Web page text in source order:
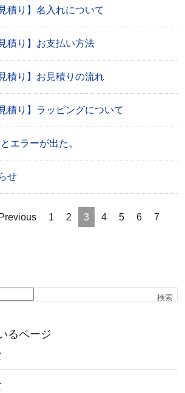
積り】名入れについて
積り】お支払い方法
積り】お見積りの流れ
積り】ラッピングについて
エラーが出た。
せ
1 2 3 4 5 6 7
検索
るページ